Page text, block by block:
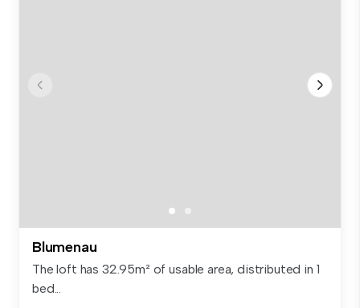
Blumenau
The loft has 32.95m² of usable area, distributed in 1
bed...